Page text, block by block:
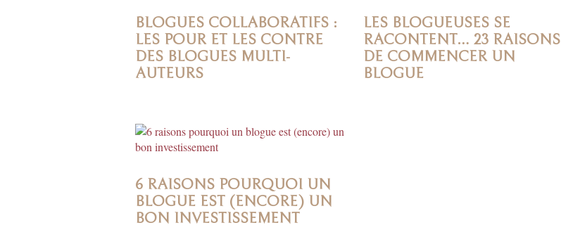
BLOGUES COLLABORATIFS :
LES POUR ET LES CONTRE
DES BLOGUES MULTI-
AUTEURS
LES BLOGUEUSES SE
RACONTENT… 23 RAISONS
DE COMMENCER UN
BLOGUE
6 RAISONS POURQUOI UN
BLOGUE EST (ENCORE) UN
BON INVESTISSEMENT